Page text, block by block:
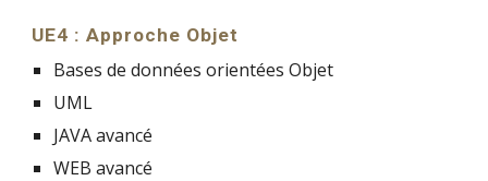
UE4 : Approche Objet
Bases de données orientées Objet
UML
JAVA avancé
WEB avancé